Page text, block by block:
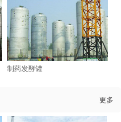
制药发酵罐
更多